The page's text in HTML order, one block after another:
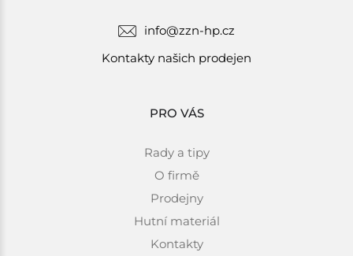
info@zzn-hp.cz
Kontakty našich prodejen
PRO VÁS
Rady a tipy
O firmě
Prodejny
Hutní materiál
Kontakty